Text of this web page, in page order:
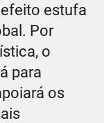
estufa
Por
o
para
os